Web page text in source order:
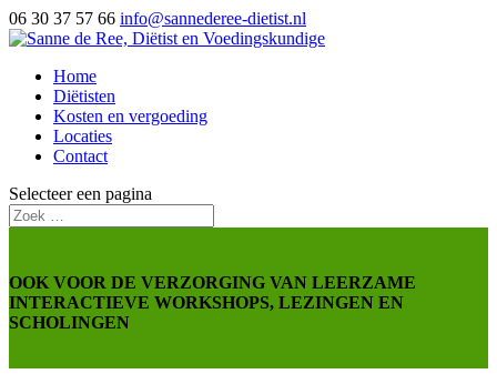
06 30 37 57 66 info@sannederee-dietist.nl
Home
Diëtisten
Kosten en vergoeding
Locaties
Contact
Selecteer een pagina
OOK VOOR DE VERZORGING VAN LEERZAME
INTERACTIEVE WORKSHOPS, LEZINGEN EN
SCHOLINGEN